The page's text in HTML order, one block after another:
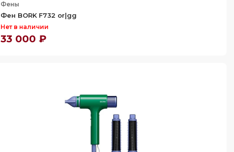
Фены
Фен BORK F732 or|gg
Нет в наличии
33 000 ₽